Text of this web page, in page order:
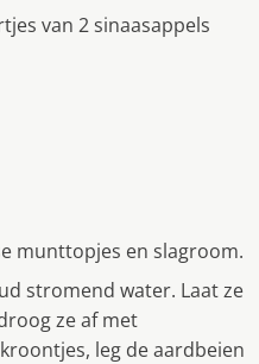
van 2 sinaasappels
munttopjes en slagroom.
stromend water. Laat ze
ze af met
leg de aardbeien